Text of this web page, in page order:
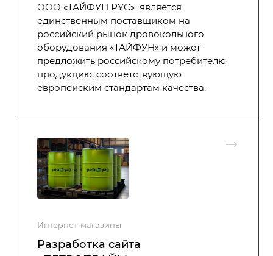
ООО «ТАЙФУН РУС» является
единственным поставщиком на
российский рынок дровокольного
оборудования «ТАЙФУН» и может
предложить российскому потребителю
продукцию, соответствующую
европейским стандартам качества.
Интернет-магазины
Разработка сайта